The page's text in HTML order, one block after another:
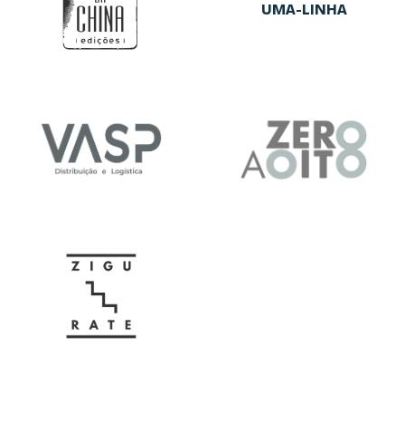
UMA-LINHA